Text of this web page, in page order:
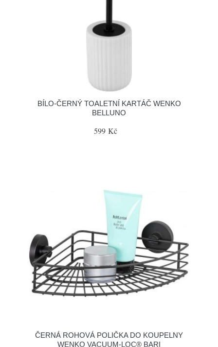
BÍLO-ČERNÝ TOALETNÍ KARTÁČ WENKO
BELLUNO
599 Kč
ČERNÁ ROHOVÁ POLIČKA DO KOUPELNY
WENKO VACUUM-LOC® BARI